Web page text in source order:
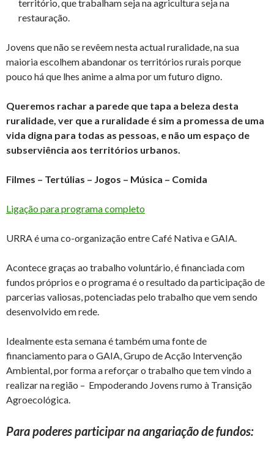
território, que trabalham seja na agricultura seja na
restauração.
Jovens que não se revêem nesta actual ruralidade, na sua
maioria escolhem abandonar os territórios rurais porque
pouco há que lhes anime a alma por um futuro digno.
Queremos rachar a parede que tapa a beleza desta
ruralidade, ver que a ruralidade é sim a promessa de uma
vida digna para todas as pessoas, e não um espaço de
subserviência aos territórios urbanos.
Filmes – Tertúlias – Jogos – Música – Comida
Ligação para programa completo
URRA é uma co-organização entre Café Nativa e GAIA.
Acontece graças ao trabalho voluntário, é financiada com
fundos próprios e o programa é o resultado da participação de
parcerias valiosas, potenciadas pelo trabalho que vem sendo
desenvolvido em rede.
Idealmente esta semana é também uma fonte de
financiamento para o GAIA, Grupo de Acção Intervenção
Ambiental, por forma a reforçar o trabalho que tem vindo a
realizar na região – Empoderando Jovens rumo à Transição
Agroecológica.
Para poderes participar na angariação de fundos: